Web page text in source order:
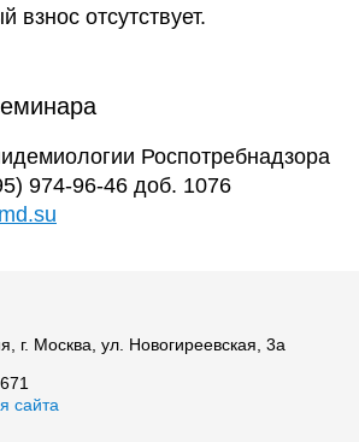
взнос отсутствует.
Роспотребнадзора
974-96-46 доб. 1076
г. Москва, ул. Новогиреевская, 3а
сайта